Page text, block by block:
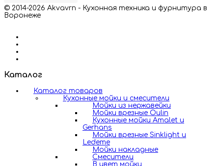
© 2014-2026 Akvavrn - Кухонная техника и фурнитура в
Воронеже
Каталог
Каталог товаров
Кухонные мойки и смесители
Мойки из нержавейки
Мойки врезные Oulin
Кухонные мойки Amalet и
Gerhans
Мойки врезные Sinklight и
Ledeme
Мойки накладные
Смесители
В цвет мойки